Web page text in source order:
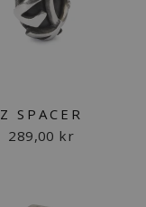
Z SPACER
289,00 kr